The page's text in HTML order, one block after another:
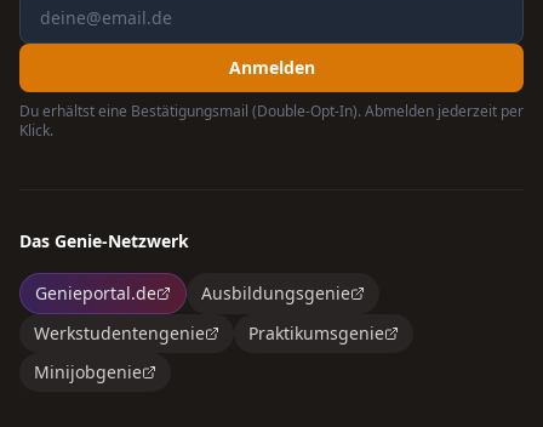
Anmelden
Du erhältst eine Bestätigungsmail (Double-Opt-In). Abmelden jederzeit per
Klick.
Das Genie-Netzwerk
Genieportal.de
Ausbildungsgenie
Werkstudentengenie
Praktikumsgenie
Minijobgenie